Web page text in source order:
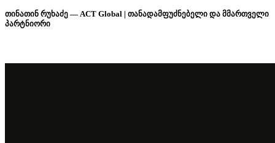
თინათინ რუხაძე — ACT Global | თანადამფუძნებელი და მმართველი
პარტნიორი